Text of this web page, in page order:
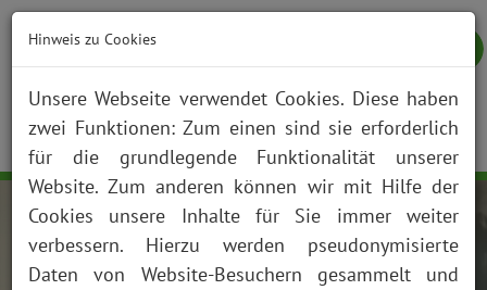
NOTFALL KONTAKT ANFAHRT JOBS SUCHE
Hinweis zu Cookies
Unsere Webseite verwendet Cookies. Diese haben
zwei Funktionen: Zum einen sind sie erforderlich
für die grundlegende Funktionalität unserer
Website. Zum anderen können wir mit Hilfe der
Cookies unsere Inhalte für Sie immer weiter
verbessern. Hierzu werden pseudonymisierte
Daten von Website-Besuchern gesammelt und